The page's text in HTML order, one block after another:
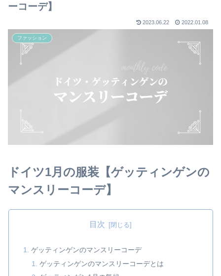
ーコーデ】
2023.06.22 2022.01.08
ファッション
ドイツ1月の服装【ゲッティンゲンの
マンスリーコーデ】
目次
ゲッティンゲンのマンスリーコーデ
ゲッティンゲンのマンスリーコーデとは